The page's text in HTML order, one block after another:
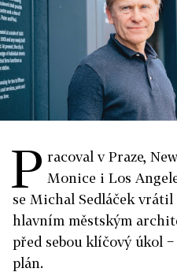
P racoval v Praze,
Monice i Los
se Michal Sedláček vrátil
hlavním městským
před sebou klíčový úkol
plán.